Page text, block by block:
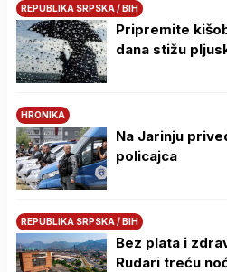
REPUBLIKA SRPSKA / BIH
Pripremite
dana stižu
HRONIKA
Na Јarinju
policajca
REPUBLIKA SRPSKA / BIH
Bez plata i
Rudari treću